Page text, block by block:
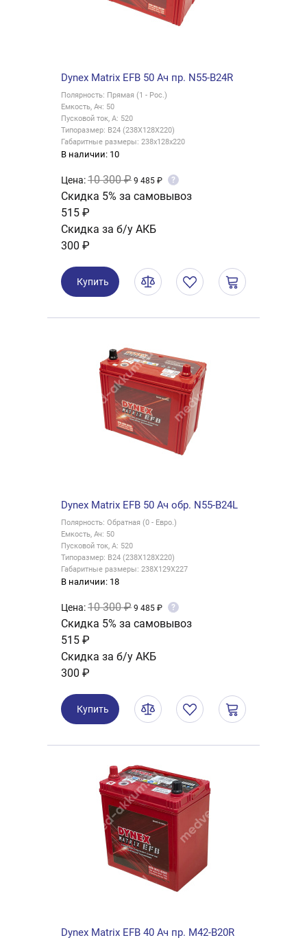
Dynex Matrix EFB 50 Ач пр. N55-B24R
Полярность: Прямая (1 - Рос.)
Емкость, Ач: 50
Пусковой ток, А: 520
Типоразмер: B24 (238X128X220)
Габаритные размеры: 238x128x220
В наличии: 10
Цена:10 300 ₽ 9 485 ₽ ?
Скидка 5% за самовывоз
515 ₽
Скидка за б/у АКБ
300 ₽
Купить
Dynex Matrix EFB 50 Ач обр. N55-B24L
Полярность: Обратная (0 - Евро.)
Емкость, Ач: 50
Пусковой ток, А: 520
Типоразмер: B24 (238X128X220)
Габаритные размеры: 238X129X227
В наличии: 18
Цена:10 300 ₽ 9 485 ₽ ?
Скидка 5% за самовывоз
515 ₽
Скидка за б/у АКБ
300 ₽
Купить
Dynex Matrix EFB 40 Ач пр. M42-B20R